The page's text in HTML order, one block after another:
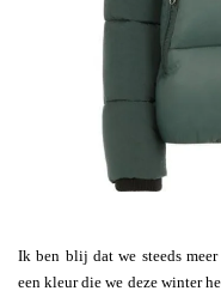
Ik ben blij dat we steeds
een kleur die we deze winter